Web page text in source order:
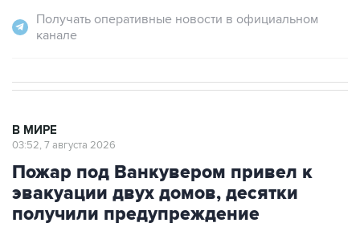
Получать оперативные новости в официальном
канале
В МИРЕ
03:52, 7 августа 2026
Пожар под Ванкувером привел к
эвакуации двух домов, десятки
получили предупреждение